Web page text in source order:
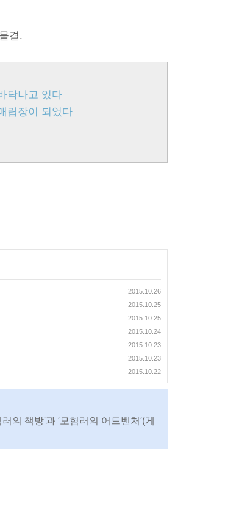
결.
닥나고 있다
립장이 되었다
2015.10.26
2015.10.25
2015.10.25
2015.10.24
2015.10.23
2015.10.23
2015.10.22
의 책방'과 ′모험러의 어드벤처′(게